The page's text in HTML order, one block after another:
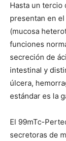
Hasta un
presentan en
(mucosa
funciones
secreción de
intestinal y
úlcera,
estándar es la
El 99mTc-
secretoras de